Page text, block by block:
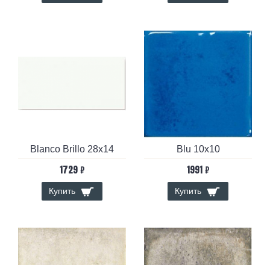
Blanco Brillo 28x14
1729 ₽
Купить
Blu 10х10
1991 ₽
Купить